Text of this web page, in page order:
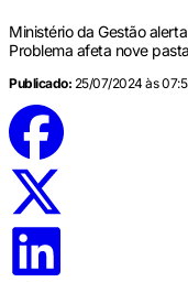
Ministério da Gestão
Problema afeta nove
Publicado: 25/07/2024 às